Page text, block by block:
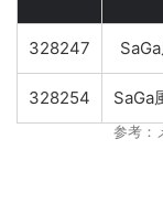
328247
328254 SaGa
参考：